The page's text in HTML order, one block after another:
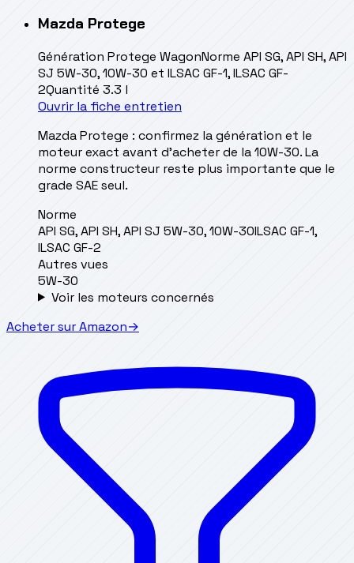
Mazda Protege
Génération Protege WagonNorme API SG, API SH, API
SJ 5W-30, 10W-30 et ILSAC GF-1, ILSAC GF-
2Quantité 3.3 l
Ouvrir la fiche entretien
Mazda Protege : confirmez la génération et le
moteur exact avant d’acheter de la 10W-30. La
norme constructeur reste plus importante que le
grade SAE seul.
Norme
API SG, API SH, API SJ 5W-30, 10W-30ILSAC GF-1,
ILSAC GF-2
Autres vues
5W-30
Voir les moteurs concernés
Acheter sur Amazon→